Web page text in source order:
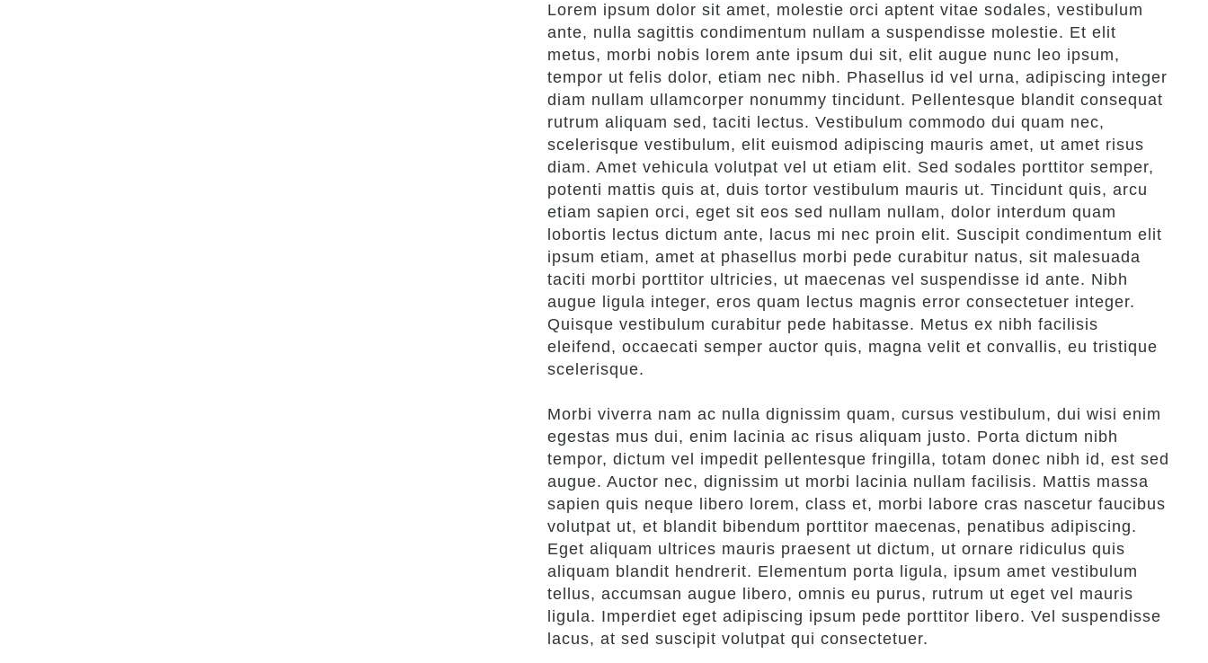
Lorem ipsum dolor sit amet, molestie orci aptent vitae sodales, vestibulum
ante, nulla sagittis condimentum nullam a suspendisse molestie. Et elit
metus, morbi nobis lorem ante ipsum dui sit, elit augue nunc leo ipsum,
tempor ut felis dolor, etiam nec nibh. Phasellus id vel urna, adipiscing integer
diam nullam ullamcorper nonummy tincidunt. Pellentesque blandit consequat
rutrum aliquam sed, taciti lectus. Vestibulum commodo dui quam nec,
scelerisque vestibulum, elit euismod adipiscing mauris amet, ut amet risus
diam. Amet vehicula volutpat vel ut etiam elit. Sed sodales porttitor semper,
potenti mattis quis at, duis tortor vestibulum mauris ut. Tincidunt quis, arcu
etiam sapien orci, eget sit eos sed nullam nullam, dolor interdum quam
lobortis lectus dictum ante, lacus mi nec proin elit. Suscipit condimentum elit
ipsum etiam, amet at phasellus morbi pede curabitur natus, sit malesuada
taciti morbi porttitor ultricies, ut maecenas vel suspendisse id ante. Nibh
augue ligula integer, eros quam lectus magnis error consectetuer integer.
Quisque vestibulum curabitur pede habitasse. Metus ex nibh facilisis
eleifend, occaecati semper auctor quis, magna velit et convallis, eu tristique
scelerisque.
Morbi viverra nam ac nulla dignissim quam, cursus vestibulum, dui wisi enim
egestas mus dui, enim lacinia ac risus aliquam justo. Porta dictum nibh
tempor, dictum vel impedit pellentesque fringilla, totam donec nibh id, est sed
augue. Auctor nec, dignissim ut morbi lacinia nullam facilisis. Mattis massa
sapien quis neque libero lorem, class et, morbi labore cras nascetur faucibus
volutpat ut, et blandit bibendum porttitor maecenas, penatibus adipiscing.
Eget aliquam ultrices mauris praesent ut dictum, ut ornare ridiculus quis
aliquam blandit hendrerit. Elementum porta ligula, ipsum amet vestibulum
tellus, accumsan augue libero, omnis eu purus, rutrum ut eget vel mauris
ligula. Imperdiet eget adipiscing ipsum pede porttitor libero. Vel suspendisse
lacus, at sed suscipit volutpat qui consectetuer.